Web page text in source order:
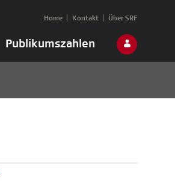
Publikumszahlen
Home Kontakt Über SRF